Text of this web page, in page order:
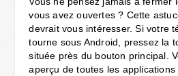
vous avez ouvertes ? Cette
devrait vous intéresser. Si votre
tourne sous Android, pressez la
située près du bouton principal.
aperçu de toutes les applications